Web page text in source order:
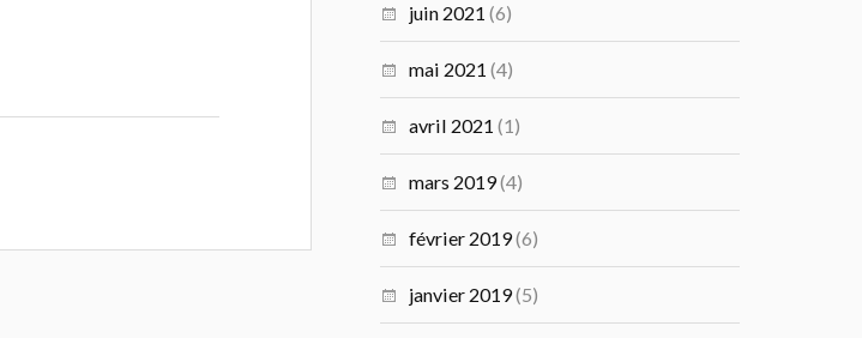
juin 2021 (6)
mai 2021 (4)
avril 2021 (1)
mars 2019(4)
février 2019(6)
janvier 2019(5)